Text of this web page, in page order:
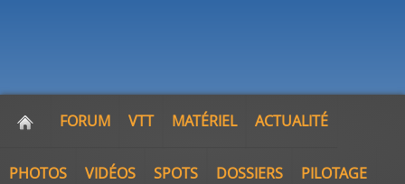
FORUM VTT MATÉRIEL ACTUALITÉ
PHOTOS VIDÉOS SPOTS DOSSIERS PILOTAGE